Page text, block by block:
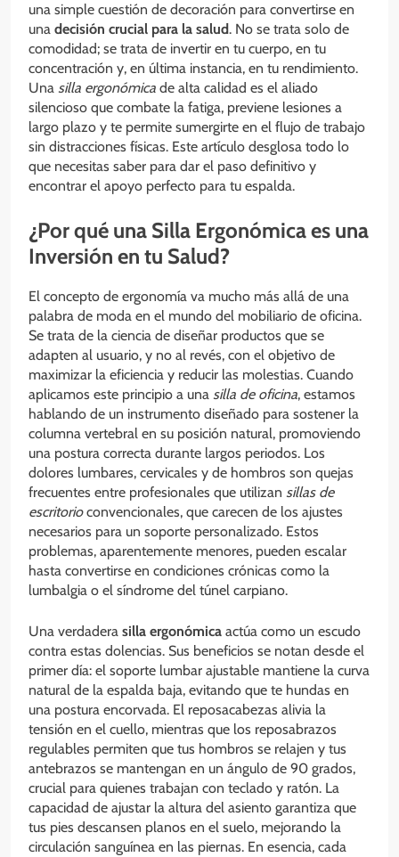
una simple cuestión de decoración para convertirse en
una decisión crucial para la salud. No se trata solo de
comodidad; se trata de invertir en tu cuerpo, en tu
concentración y, en última instancia, en tu rendimiento.
Una silla ergonómica de alta calidad es el aliado
silencioso que combate la fatiga, previene lesiones a
largo plazo y te permite sumergirte en el flujo de trabajo
sin distracciones físicas. Este artículo desglosa todo lo
que necesitas saber para dar el paso definitivo y
encontrar el apoyo perfecto para tu espalda.
¿Por qué una Silla Ergonómica es una
Inversión en tu Salud?
El concepto de ergonomía va mucho más allá de una
palabra de moda en el mundo del mobiliario de oficina.
Se trata de la ciencia de diseñar productos que se
adapten al usuario, y no al revés, con el objetivo de
maximizar la eficiencia y reducir las molestias. Cuando
aplicamos este principio a una silla de oficina, estamos
hablando de un instrumento diseñado para sostener la
columna vertebral en su posición natural, promoviendo
una postura correcta durante largos periodos. Los
dolores lumbares, cervicales y de hombros son quejas
frecuentes entre profesionales que utilizan sillas de
escritorioconvencionales, que carecen de los ajustes
necesarios para un soporte personalizado. Estos
problemas, aparentemente menores, pueden escalar
hasta convertirse en condiciones crónicas como la
lumbalgia o el síndrome del túnel carpiano.
Una verdadera silla ergonómica actúa como un escudo
contra estas dolencias. Sus beneficios se notan desde el
primer día: el soporte lumbar ajustable mantiene la curva
natural de la espalda baja, evitando que te hundas en
una postura encorvada. El reposacabezas alivia la
tensión en el cuello, mientras que los reposabrazos
regulables permiten que tus hombros se relajen y tus
antebrazos se mantengan en un ángulo de 90 grados,
crucial para quienes trabajan con teclado y ratón. La
capacidad de ajustar la altura del asiento garantiza que
tus pies descansen planos en el suelo, mejorando la
circulación sanguínea en las piernas. En esencia, cada